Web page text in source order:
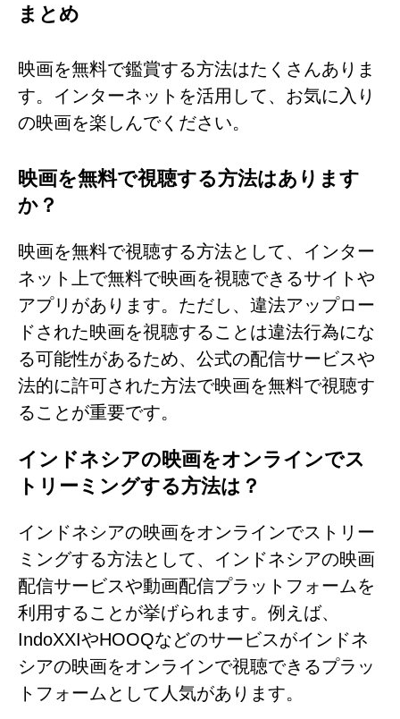
まとめ
映画を無料で鑑賞する方法はたくさんありま
す。インターネットを活用して、お気に入り
の映画を楽しんでください。
映画を無料で視聴する方法はあります
か？
映画を無料で視聴する方法として、インター
ネット上で無料で映画を視聴できるサイトや
アプリがあります。ただし、違法アップロー
ドされた映画を視聴することは違法行為にな
る可能性があるため、公式の配信サービスや
法的に許可された方法で映画を無料で視聴す
ることが重要です。
インドネシアの映画をオンラインでス
トリーミングする方法は？
インドネシアの映画をオンラインでストリー
ミングする方法として、インドネシアの映画
配信サービスや動画配信プラットフォームを
利用することが挙げられます。例えば、
IndoXXIやHOOQなどのサービスがインドネ
シアの映画をオンラインで視聴できるプラッ
トフォームとして人気があります。